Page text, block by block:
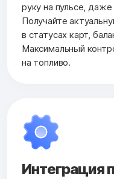
руку на пульсе,
Получайте
в статусах карт,
Максимальный
на топливо.
Интеграция